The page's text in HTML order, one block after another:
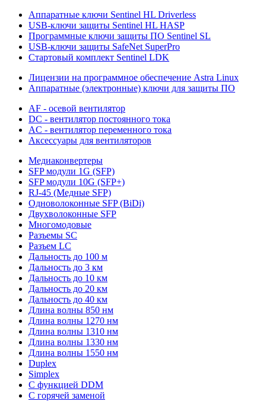
Аппаратные ключи Sentinel HL Driverless
USB-ключи защиты Sentinel HL HASP
Программные ключи защиты ПО Sentinel SL
USB-ключи защиты SafeNet SuperPro
Стартовый комплект Sentinel LDK
Лицензии на программное обеспечение Astra Linux
Аппаратные (электронные) ключи для защиты ПО
AF - осевой вентилятор
DC - вентилятор постоянного тока
AC - вентилятор переменного тока
Аксессуары для вентиляторов
Медиаконвертеры
SFP модули 1G (SFP)
SFP модули 10G (SFP+)
RJ-45 (Медные SFP)
Одноволоконные SFP (BiDi)
Двухволоконные SFP
Многомодовые
Разъемы SC
Разъем LC
Дальность до 100 м
Дальность до 3 км
Дальность до 10 км
Дальность до 20 км
Дальность до 40 км
Длина волны 850 нм
Длина волны 1270 нм
Длина волны 1310 нм
Длина волны 1330 нм
Длина волны 1550 нм
Duplex
Simplex
С функцией DDM
С горячей заменой